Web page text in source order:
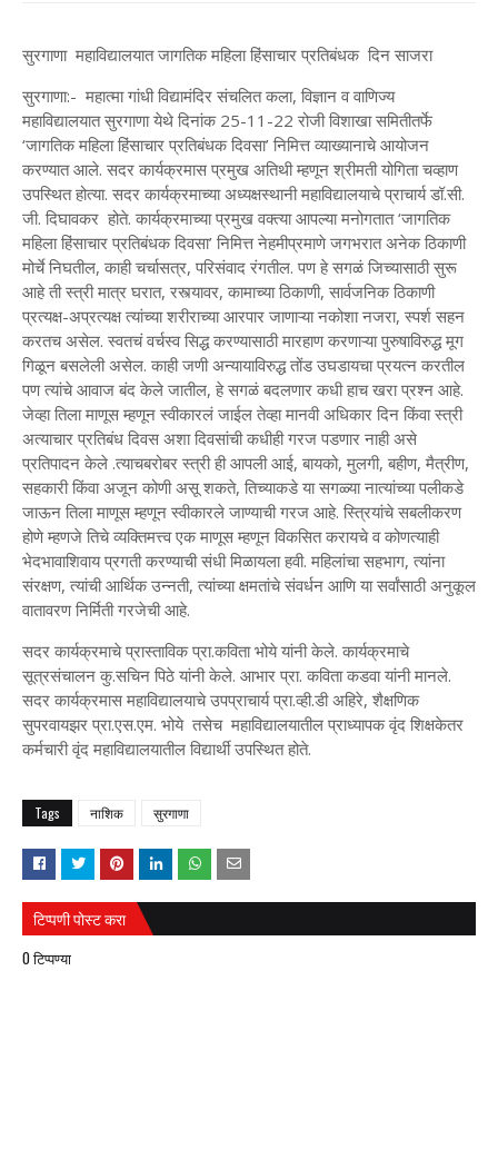
सुरगाणा महाविद्यालयात जागतिक महिला हिंसाचार प्रतिबंधक दिन साजरा
सुरगाणा:- महात्मा गांधी विद्यामंदिर संचलित कला, विज्ञान व वाणिज्य
महाविद्यालयात सुरगाणा येथे दिनांक 25-11-22 रोजी विशाखा समितीतर्फे
‘जागतिक महिला हिंसाचार प्रतिबंधक दिवसा’ निमित्त‌ व्याख्यानाचे आयोजन
करण्यात आले. सदर कार्यक्रमास प्रमुख अतिथी म्हणून श्रीमती योगिता चव्हाण
उपस्थित होत्या. सदर कार्यक्रमाच्या अध्यक्षस्थानी महाविद्यालयाचे प्राचार्य डॉ.सी.
जी. दिघावकर होते. कार्यक्रमाच्या प्रमुख वक्त्या आपल्या मनोगतात ‘जागतिक
महिला हिंसाचार प्रतिबंधक दिवसा’ निमित्त नेहमीप्रमाणे जगभरात अनेक ठिकाणी
मोर्चे निघतील, काही चर्चासत्र, परिसंवाद रंगतील. पण हे सगळं जिच्यासाठी सुरू
आहे ती स्त्री मात्र घरात, रस्त्यावर, कामाच्या ठिकाणी, सार्वजनिक ठिकाणी
प्रत्यक्ष-अप्रत्यक्ष त्यांच्या शरीराच्या आरपार जाणाऱ्या नकोशा नजरा, स्पर्श सहन
करतच असेल. स्वतचं वर्चस्व सिद्ध करण्यासाठी मारहाण करणाऱ्या पुरुषाविरुद्ध मूग
गिळून बसलेली असेल. काही जणी अन्यायाविरुद्ध तोंड उघडायचा प्रयत्न करतील
पण त्यांचे आवाज बंद केले जातील, हे सगळं बदलणार कधी हाच खरा प्रश्न आहे.
जेव्हा तिला माणूस म्हणून स्वीकारलं जाईल तेव्हा मानवी अधिकार दिन किंवा स्त्री
अत्याचार प्रतिबंध दिवस अशा दिवसांची कधीही गरज पडणार नाही असे
प्रतिपादन केले .त्याचबरोबर स्त्री ही आपली आई, बायको, मुलगी, बहीण, मैत्रीण,
सहकारी किंवा अजून कोणी असू शकते, तिच्याकडे या सगळ्या नात्यांच्या पलीकडे
जाऊन तिला माणूस म्हणून स्वीकारले जाण्याची गरज आहे. स्त्रियांचे सबलीकरण
होणे म्हणजे तिचे व्यक्तिमत्त्व एक माणूस म्हणून विकसित करायचे व कोणत्याही
भेदभावाशिवाय प्रगती करण्याची संधी मिळायला हवी. महिलांचा सहभाग, त्यांना
संरक्षण, त्यांची आर्थिक उन्नती, त्यांच्या क्षमतांचे संवर्धन आणि या सर्वांसाठी अनुकूल
वातावरण निर्मिती गरजेची आहे.
सदर कार्यक्रमाचे प्रास्ताविक प्रा.कविता भोये यांनी केले. कार्यक्रमाचे
सूत्रसंचालन कु.सचिन पिठे यांनी केले. आभार प्रा. कविता कडवा यांनी मानले.
सदर कार्यक्रमास महाविद्यालयाचे उपप्राचार्य प्रा.व्ही.डी अहिरे, शैक्षणिक
सुपरवायझर प्रा.एस.एम. भोये तसेच महाविद्यालयातील प्राध्यापक वृंद शिक्षकेतर
कर्मचारी वृंद महाविद्यालयातील विद्यार्थी उपस्थित होते.
Tags नाशिक सुरगाणा
टिप्पणी पोस्ट करा
0 टिप्पण्या